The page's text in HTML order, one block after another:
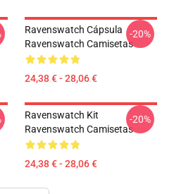
Ravenswatch Cápsula
Ravenswatch Camisetas
24,38 € - 28,06 €
-20%
Ravenswatch Kit
Ravenswatch Camisetas
24,38 € - 28,06 €
-20%